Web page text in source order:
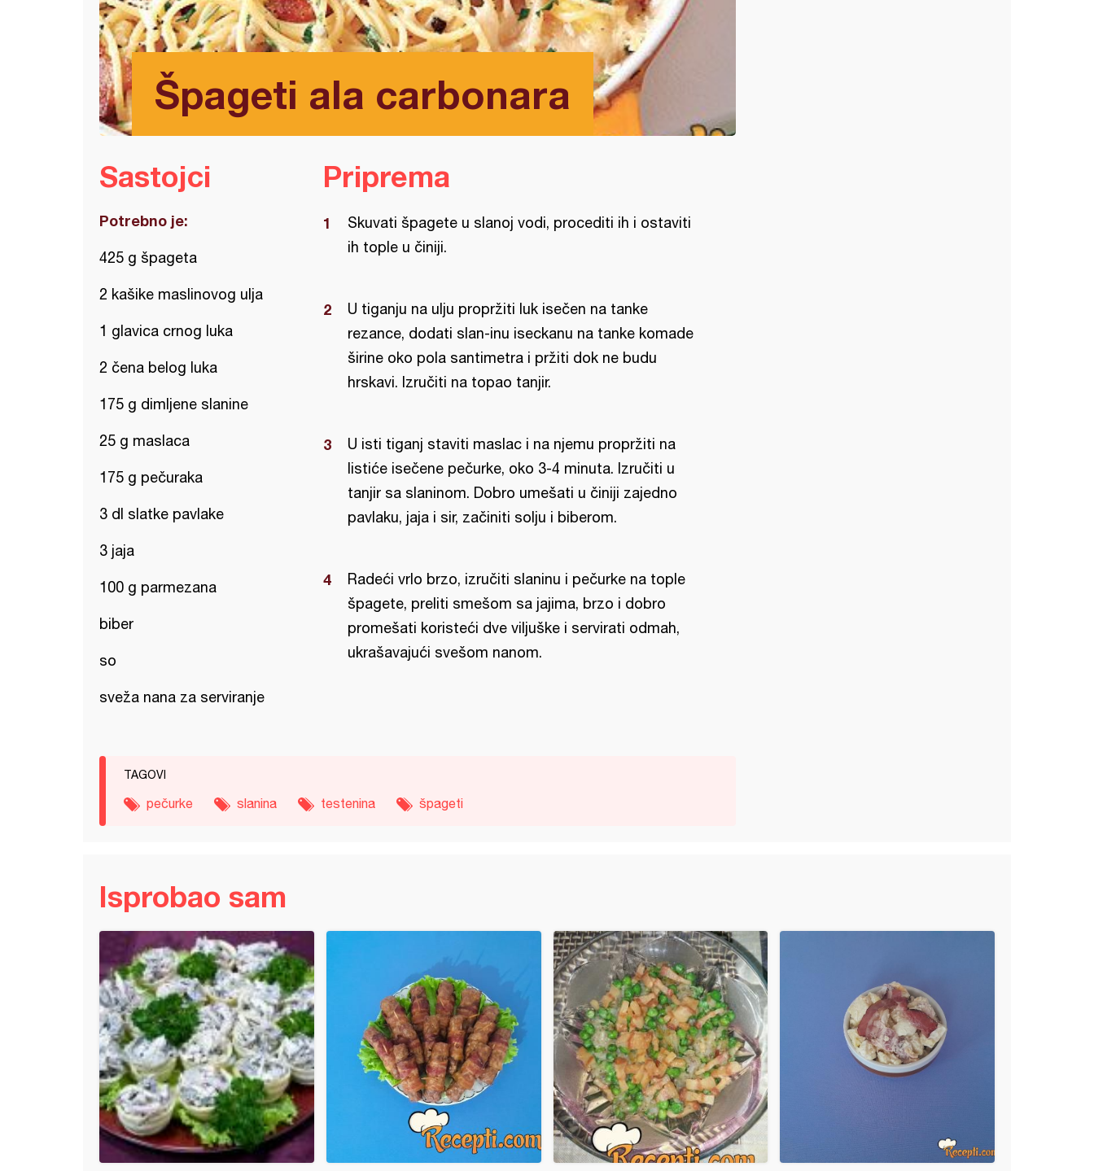
Špageti ala carbonara
Sastojci
Potrebno je:
425 g špageta
2 kašike maslinovog ulja
1 glavica crnog luka
2 čena belog luka
175 g dimljene slanine
25 g maslaca
175 g pečuraka
3 dl slatke pavlake
3 jaja
100 g parmezana
biber
so
sveža nana za serviranje
Priprema
Skuvati špagete u slanoj vodi, procediti ih i ostaviti
ih tople u činiji.
U tiganju na ulju propržiti luk isečen na tanke
rezance, dodati slan-inu iseckanu na tanke komade
širine oko pola santimetra i pržiti dok ne budu
hrskavi. Izručiti na topao tanjir.
U isti tiganj staviti maslac i na njemu propržiti na
listiće isečene pečurke, oko 3-4 minuta. Izručiti u
tanjir sa slaninom. Dobro umešati u činiji zajedno
pavlaku, jaja i sir, začiniti solju i biberom.
Radeći vrlo brzo, izručiti slaninu i pečurke na tople
špagete, preliti smešom sa jajima, brzo i dobro
promešati koristeći dve viljuške i servirati odmah,
ukrašavajući svešom nanom.
TAGOVI
pečurke slanina testenina špageti
Isprobao sam
salata sa kuvanim jajima i slaninom